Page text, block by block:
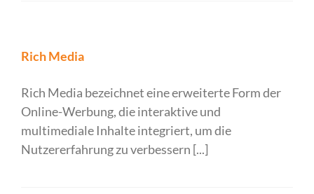
Rich Media
Rich Media bezeichnet eine erweiterte Form der
Online-Werbung, die interaktive und
multimediale Inhalte integriert, um die
Nutzererfahrung zu verbessern [...]